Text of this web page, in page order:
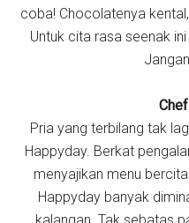
coba! Chocolatenya
Untuk cita rasa seenak
Pria yang terbilang tak
Happyday. Berkat
menyajikan menu
Happyday banyak